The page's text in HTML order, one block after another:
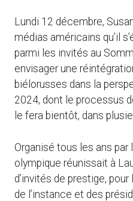
Lundi 12 décembre,
médias américains qu’il
parmi les invités au
envisager une
biélorusses dans la
2024, dont le processus
le fera bientôt, dans
Organisé tous les ans par
olympique réunissait à
d’invités de prestige,
de l’instance et des